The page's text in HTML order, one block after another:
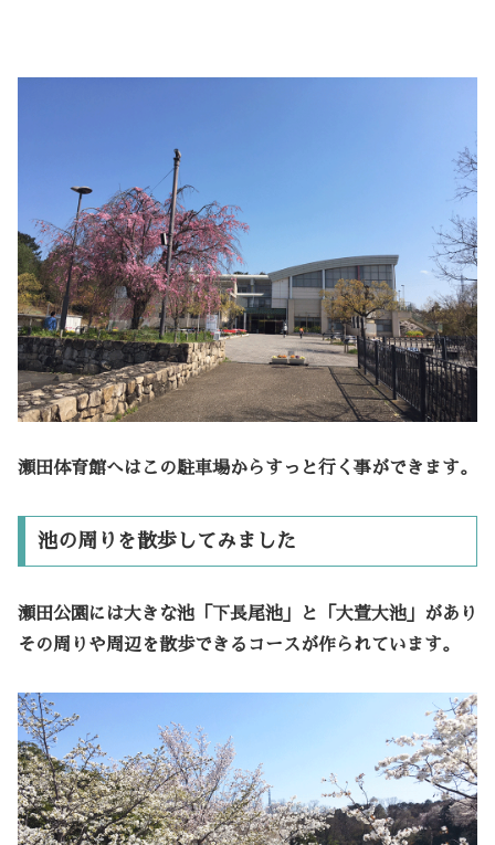
瀬田体育館へはこの駐車場からすっと行く事ができます。
池の周りを散歩してみました
瀬田公園には大きな池「下長尾池」と「大萱大池」があり
その周りや周辺を散歩できるコースが作られています。